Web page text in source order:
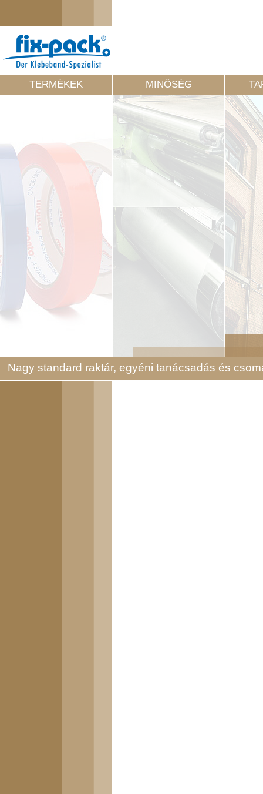
TERMÉKEK MINŐSÉG
Nagy standard raktár, egyéni tanácsadás és